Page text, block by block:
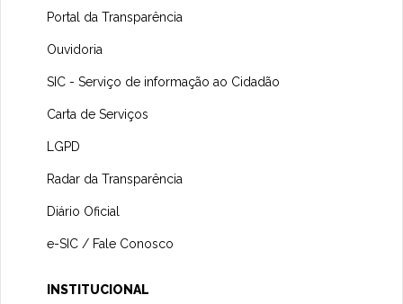
Portal da Transparência
Ouvidoria
SIC - Serviço de informação ao Cidadão
Carta de Serviços
LGPD
Radar da Transparência
Diário Oficial
e-SIC / Fale Conosco
INSTITUCIONAL